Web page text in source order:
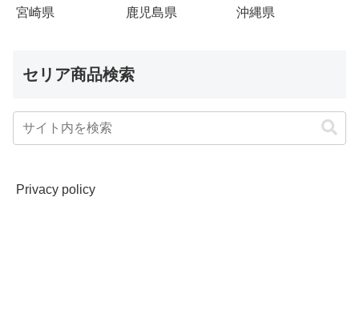
宮崎県 鹿児島県 沖縄県
セリア商品検索
Privacy policy